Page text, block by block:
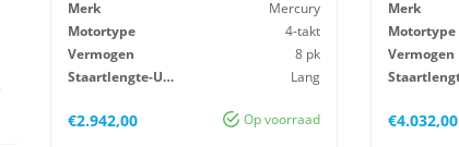
Merk
Mercury
Motortype
4-takt
Vermogen
8 pk
Staartlengte-Uitv
Lang
Op voorraad
€2.942,00
Merk
Motortype
Vermogen
€4.032,00